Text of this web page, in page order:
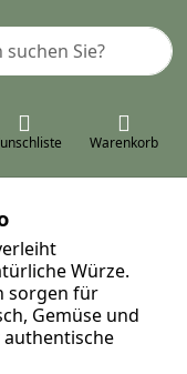
Suchbegriff ein.
Warenkorb
Würze.
sorgen für
Gemüse und